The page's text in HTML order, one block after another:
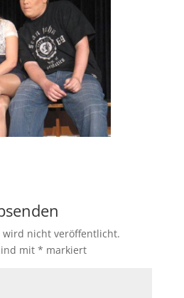
wird nicht veröffentlicht.
mit * markiert